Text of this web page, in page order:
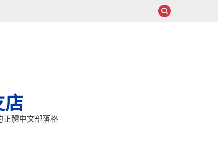
店
體中文部落格